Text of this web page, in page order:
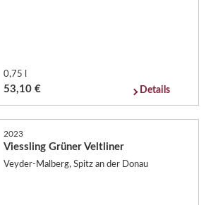
0,75 l
53,10 € Details
2023
Viessling Grüner Veltliner
Veyder-Malberg, Spitz an der Donau